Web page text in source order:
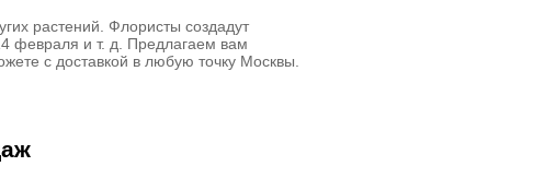
растений. Флористы создадут
февраля и т. д. Предлагаем вам
с доставкой в любую точку Москвы.